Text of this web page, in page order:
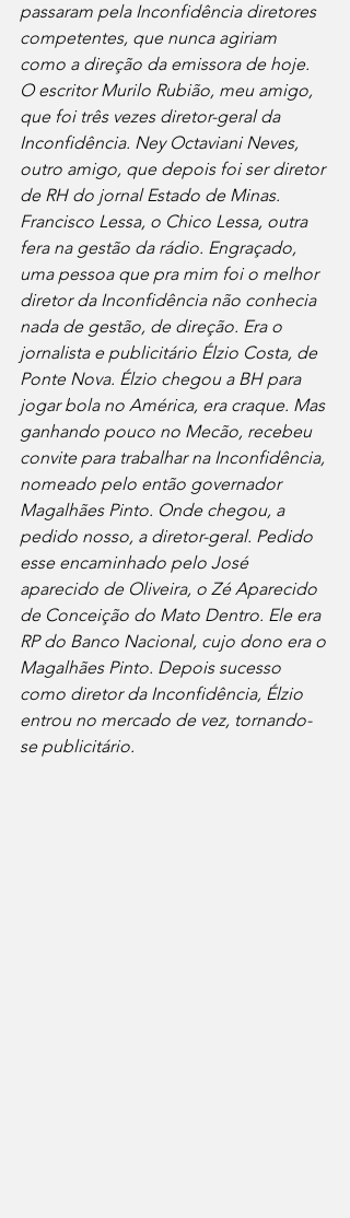
passaram pela Inconfidência diretores
competentes, que nunca agiriam
como a direção da emissora de hoje.
O escritor Murilo Rubião, meu amigo,
que foi três vezes diretor-geral da
Inconfidência. Ney Octaviani Neves,
outro amigo, que depois foi ser diretor
de RH do jornal Estado de Minas.
Francisco Lessa, o Chico Lessa, outra
fera na gestão da rádio. Engraçado,
uma pessoa que pra mim foi o melhor
diretor da Inconfidência não conhecia
nada de gestão, de direção. Era o
jornalista e publicitário Élzio Costa, de
Ponte Nova. Élzio chegou a BH para
jogar bola no América, era craque. Mas
ganhando pouco no Mecão, recebeu
convite para trabalhar na Inconfidência,
nomeado pelo então governador
Magalhães Pinto. Onde chegou, a
pedido nosso, a diretor-geral. Pedido
esse encaminhado pelo José
aparecido de Oliveira, o Zé Aparecido
de Conceição do Mato Dentro. Ele era
RP do Banco Nacional, cujo dono era o
Magalhães Pinto. Depois sucesso
como diretor da Inconfidência, Élzio
entrou no mercado de vez, tornando-
se publicitário.